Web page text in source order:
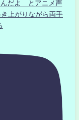
だよ とアニメ声
上がりながら両手